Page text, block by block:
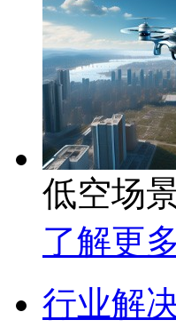
低空场
了解更多
行业解